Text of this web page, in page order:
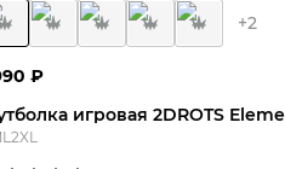
+2
₽
L 2XL